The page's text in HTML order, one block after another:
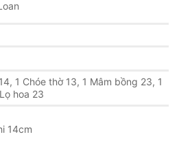
1 Chóe thờ 13, 1 Mâm bồng 23, 1
hoa 23
14cm